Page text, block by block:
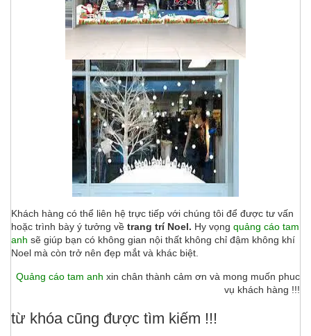
Khách hàng có thể liên hệ trực tiếp với chúng tôi để được tư vấn
hoặc trình bày ý tưởng về trang trí Noel. Hy vọng quảng cáo tam
anh sẽ giúp bạn có không gian nội thất không chỉ đậm không khí
Noel mà còn trở nên đẹp mắt và khác biệt.
Quảng cáo tam anh xin chân thành cảm ơn và mong muốn phuc
vụ khách hàng !!!
từ khóa cũng được tìm kiếm !!!